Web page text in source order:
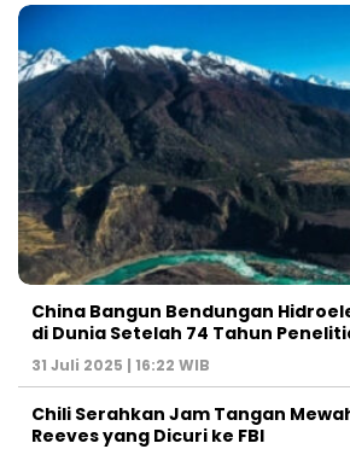
China Bangun Bendungan
di Dunia Setelah 74 Tahun
31 Juli 2025 | 16:22 WIB
Chili Serahkan Jam Tangan
Reeves yang Dicuri ke FBI